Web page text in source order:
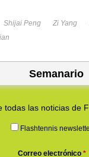
Shijai Peng Zi Yang
Semanario
todas las noticias de
Flashtennis
Correo electrónico *